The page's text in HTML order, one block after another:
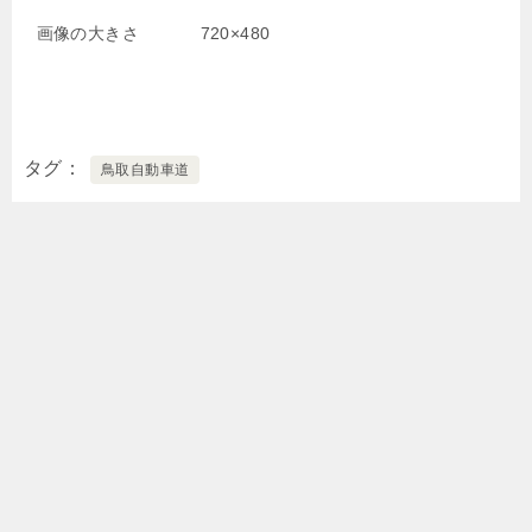
画像の大きさ 720×480
タグ 鳥取自動車道